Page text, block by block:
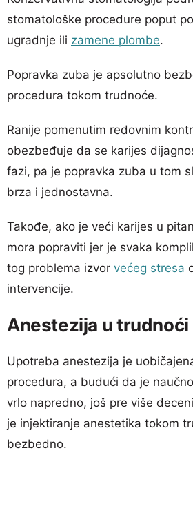
stomatološke procedure poput
ugradnje ili zamene plombe.
Popravka zuba je apsolutno
procedura tokom trudnoće.
Ranije pomenutim redovnim
obezbeđuje da se karijes
fazi, pa je popravka zuba u tom
brza i jednostavna.
Takođe, ako je veći karijes u
mora popraviti jer je svaka
tog problema izvor većeg stresa
intervencije.
Anestezija u trudnoći
Upotreba anestezija je
procedura, a budući da je
vrlo napredno, još pre više
je injektiranje anestetika tokom
bezbedno.